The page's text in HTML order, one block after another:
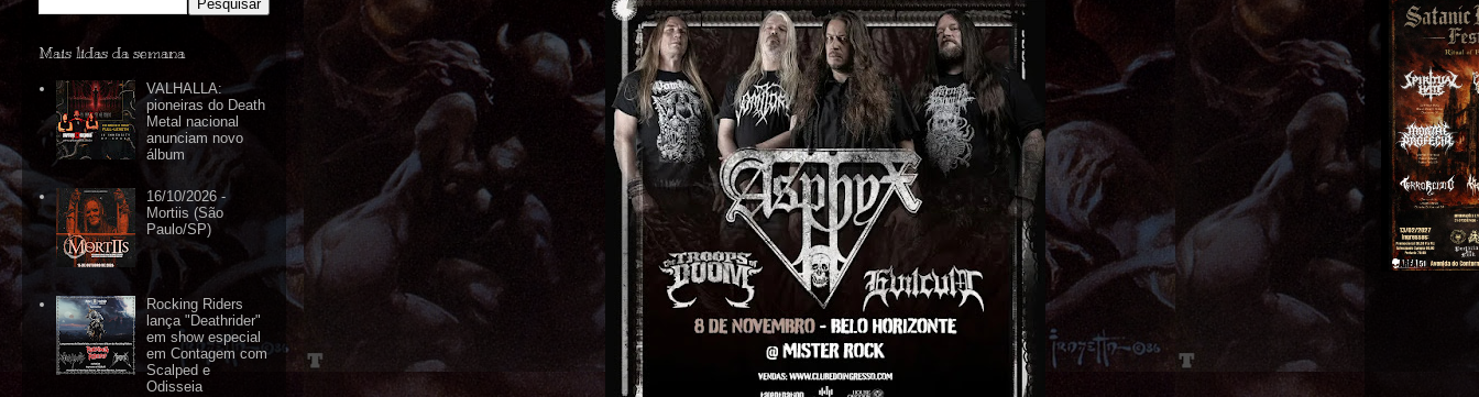
Mais lidas da semana
VALHALLA:
pioneiras do Death
Metal nacional
anunciam novo
álbum
16/10/2026 -
Mortiis (São
Paulo/SP)
Rocking Riders
lança "Deathrider"
em show especial
em Contagem com
Scalped e
Odisseia